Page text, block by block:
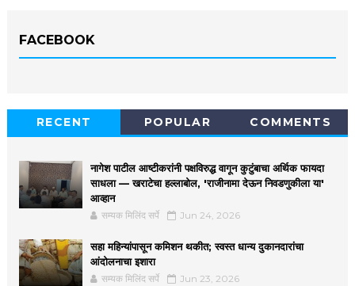
FACEBOOK
RECENT POPULAR COMMENTS
नागेश पाटील आष्टीकरांनी पक्षविरुद्ध वागून कुटुंबाचा अर्थिक फायदा
साधला — खराटेचा हल्लाबोल, 'राजीनामा देऊन निवडणुकीला या'
आव्हान
सम्यक मिलिंद सर्पे Jun 24, 2026
सहा महिन्यांपासून कमिशन थकीत; स्वस्त धान्य दुकानदारांचा
आंदोलनाचा इशारा
सम्यक मिलिंद सर्पे Jun 23, 2026